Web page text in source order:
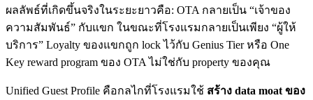
ผลลัพธ์ที่เกิดขึ้นจริงในระยะยาวคือ: OTA กลายเป็น “เจ้าของ
ความสัมพันธ์” กับแขก ในขณะที่โรงแรมกลายเป็นเพียง “ผู้ให้
บริการ” Loyalty ของแขกถูก lock ไว้กับ Genius Tier หรือ One
Key reward program ของ OTA ไม่ใช่กับ property ของคุณ
Unified Guest Profile คือกลไกที่โรงแรมใช้ สร้าง data moat ของ